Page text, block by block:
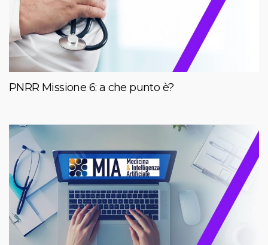
PNRR Missione 6: a che punto è?